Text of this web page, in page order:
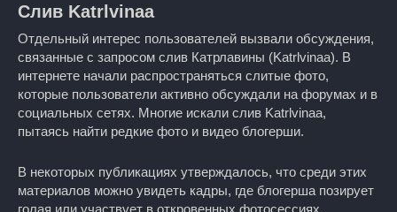
Слив Katrlvinaa
Отдельный интерес пользователей вызвали обсуждения,
связанные с запросом слив Катрлавины (Katrlvinaa). В
интернете начали распространяться слитые фото,
которые пользователи активно обсуждали на форумах и в
социальных сетях. Многие искали слив Katrlvinaa,
пытаясь найти редкие фото и видео блогерши.
В некоторых публикациях утверждалось, что среди этих
материалов можно увидеть кадры, где блогерша позирует